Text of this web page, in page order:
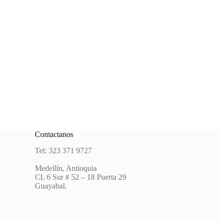
Contactanos
Tel: 323 371 9727
Medellín, Antioquia
CL 6 Sur # 52 – 18 Puerta 29
Guayabal.